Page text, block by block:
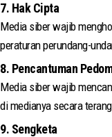
7. Hak Cipta
Media siber wajib
peraturan perundang-
8. Pencantuman
Media siber wajib
di medianya secara
9. Sengketa